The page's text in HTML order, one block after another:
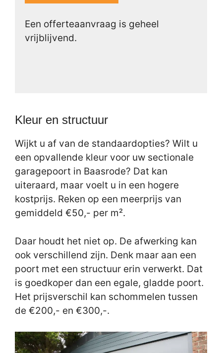
Een offerteaanvraag is geheel
vrijblijvend.
Kleur en structuur
Wijkt u af van de standaardopties? Wilt u
een opvallende kleur voor uw sectionale
garagepoort in Baasrode? Dat kan
uiteraard, maar voelt u in een hogere
kostprijs. Reken op een meerprijs van
gemiddeld €50,- per m².
Daar houdt het niet op. De afwerking kan
ook verschillend zijn. Denk maar aan een
poort met een structuur erin verwerkt. Dat
is goedkoper dan een egale, gladde poort.
Het prijsverschil kan schommelen tussen
de €200,- en €300,-.